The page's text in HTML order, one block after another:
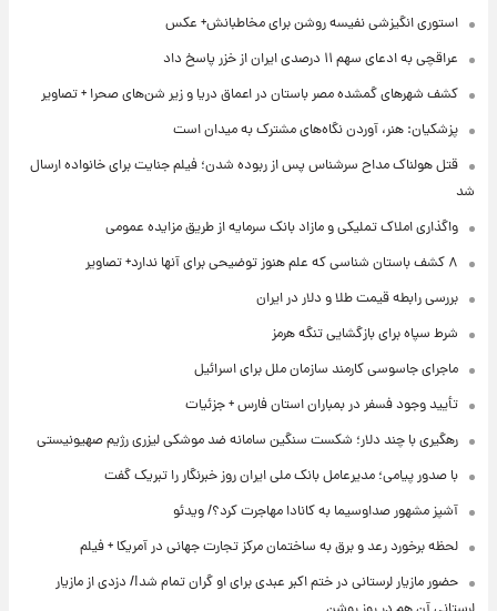
استوری انگیزشی نفیسه روشن برای مخاطبانش+ عکس
عراقچی به ادعای سهم ۱۱ درصدی ایران از خزر پاسخ داد
کشف شهرهای گمشده مصر باستان در اعماق دریا و زیر شن‌های صحرا + تصاویر
پزشکیان: هنر، آوردن نگاه‌های مشترک به میدان است
قتل هولناک مداح سرشناس پس از ربوده شدن؛ فیلم جنایت برای خانواده ارسال
شد
واگذاری املاک تملیکی و مازاد بانک سرمایه از طریق مزایده عمومی
۸ کشف باستان شناسی که علم هنوز توضیحی برای آنها ندارد+ تصاویر
بررسی رابطه قیمت طلا و دلار در ایران
شرط سپاه برای بازگشایی تنگه هرمز
ماجرای جاسوسی کارمند سازمان ملل برای اسرائیل
تأیید وجود فسفر در بمباران استان فارس + جزئیات
رهگیری با چند دلار؛ شکست سنگین سامانه ضد موشکی لیزری رژیم صهیونیستی
با صدور پیامی؛ مدیرعامل بانک ملی ایران روز خبرنگار را تبریک گفت
آشپز مشهور صداوسیما به کانادا مهاجرت کرد؟/ ویدئو
لحظه برخورد رعد و برق به ساختمان مرکز تجارت جهانی در آمریکا + فیلم
حضور مازیار لرستانی در ختم اکبر عبدی برای او گران تمام شد!/ دزدی از مازیار